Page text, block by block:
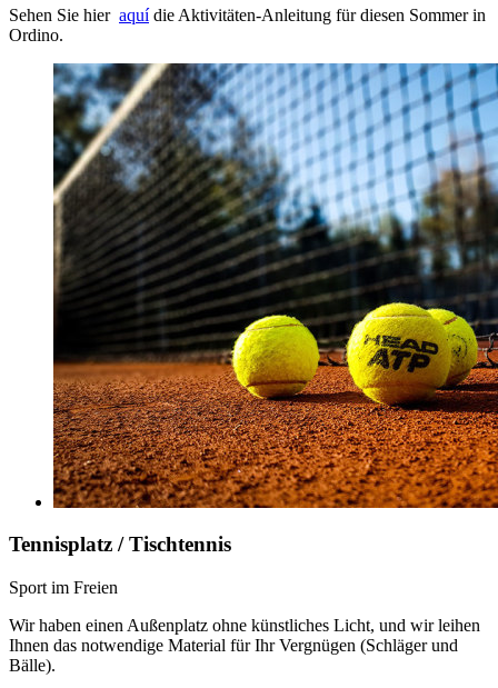
Sehen Sie hier aquídie Aktivitäten-Anleitung für diesen Sommer in
Ordino.
Tennisplatz / Tischtennis
Sport im Freien
Wir haben einen Außenplatz ohne künstliches Licht, und wir leihen
Ihnen das notwendige Material für Ihr Vergnügen (Schläger und
Bälle).